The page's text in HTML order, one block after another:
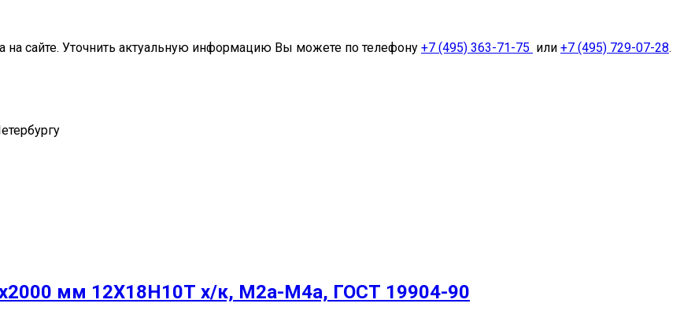
сайте. Уточнить актуальную информацию Вы можете по телефону +7 (495) 363-71-75 или +7 (495) 729-07-28.
мм 12Х18Н10Т х/к, М2а-М4а, ГОСТ 19904-90